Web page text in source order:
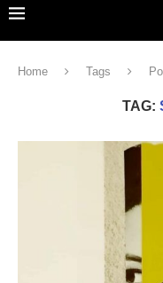
Home Tags
TAG: